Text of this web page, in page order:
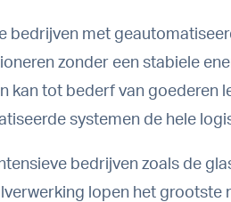
bedrijven met
zonder een stabiele
kan tot bederf van goederen
systemen de hele
bedrijven zoals de
lopen het grootste